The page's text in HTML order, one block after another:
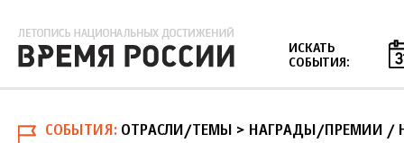
ИСКАТЬ
СОБЫТИЯ:
СОБЫТИЯ ОТРАСЛИ/ТЕМЫ > НАГРАДЫ/ПРЕМИИ /